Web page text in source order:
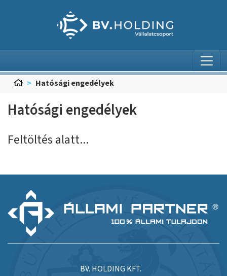
Hatósági engedélyek
Hatósági engedélyek
Feltöltés alatt...
BV. HOLDING KFT.